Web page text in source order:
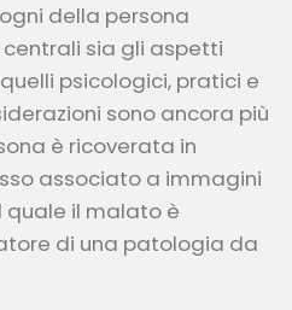
della persona
sia gli aspetti
psicologici, pratici e
sono ancora più
è ricoverata in
associato a immagini
quale il malato è
di una patologia da